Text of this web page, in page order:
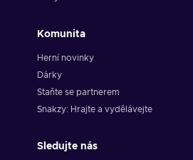
Komunita
Herní novinky
Dárky
Staňte se partnerem
Snakzy: Hrajte a vydělávejte
Sledujte nás